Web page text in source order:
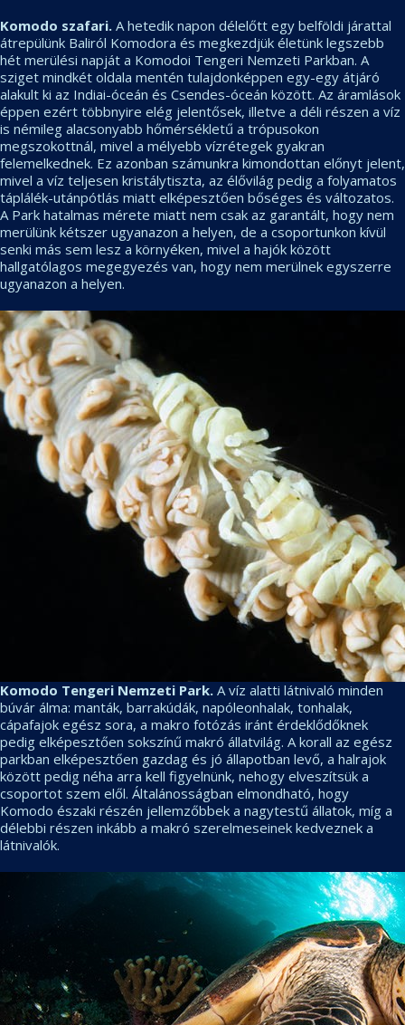
Komodo szafari. A hetedik napon délelőtt egy belföldi járattal
átrepülünk Baliról Komodora és megkezdjük életünk legszebb
hét merülési napját a Komodoi Tengeri Nemzeti Parkban. A
sziget mindkét oldala mentén tulajdonképpen egy-egy átjáró
alakult ki az Indiai-óceán és Csendes-óceán között. Az áramlások
éppen ezért többnyire elég jelentősek, illetve a déli részen a víz
is némileg alacsonyabb hőmérsékletű a trópusokon
megszokottnál, mivel a mélyebb vízrétegek gyakran
felemelkednek. Ez azonban számunkra kimondottan előnyt jelent,
mivel a víz teljesen kristálytiszta, az élővilág pedig a folyamatos
táplálék-utánpótlás miatt elképesztően bőséges és változatos.
A Park hatalmas mérete miatt nem csak az garantált, hogy nem
merülünk kétszer ugyanazon a helyen, de a csoportunkon kívül
senki más sem lesz a környéken, mivel a hajók között
hallgatólagos megegyezés van, hogy nem merülnek egyszerre
ugyanazon a helyen.
Komodo Tengeri Nemzeti Park. A víz alatti látnivaló minden
búvár álma: manták, barrakúdák, napóleonhalak, tonhalak,
cápafajok egész sora, a makro fotózás iránt érdeklődőknek
pedig elképesztően sokszínű makró állatvilág. A korall az egész
parkban elképesztően gazdag és jó állapotban levő, a halrajok
között pedig néha arra kell figyelnünk, nehogy elveszítsük a
csoportot szem elől. Általánosságban elmondható, hogy
Komodo északi részén jellemzőbbek a nagytestű állatok, míg a
délebbi részen inkább a makró szerelmeseinek kedveznek a
látnivalók.